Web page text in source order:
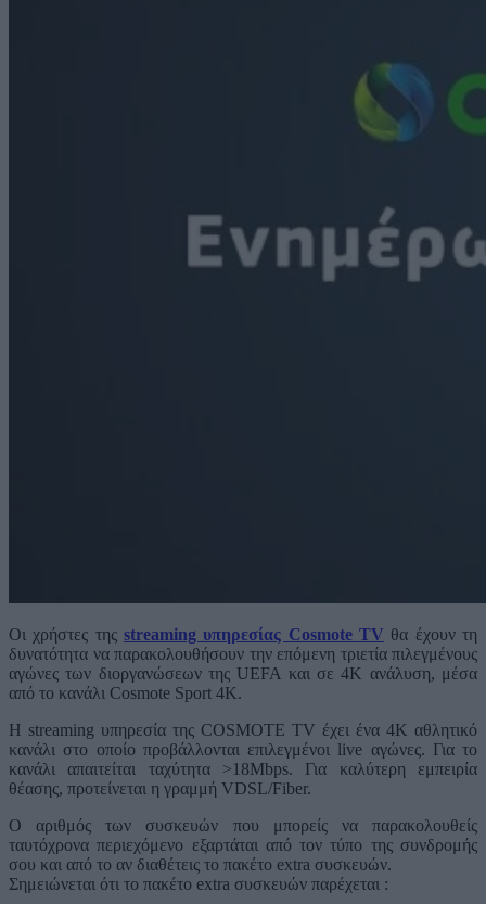
Οι χρήστες της streaming υπηρεσίας Cosmote TV θα έχουν τη
δυνατότητα να παρακολουθήσουν την επόμενη τριετία πιλεγμένους
αγώνες των διοργανώσεων της UEFA και σε 4K ανάλυση, μέσα
από το κανάλι Cosmote Sport 4K.
Η streaming υπηρεσία της COSMOTE TV έχει ένα 4K αθλητικό
κανάλι στο οποίο προβάλλονται επιλεγμένοι live αγώνες. Για το
κανάλι απαιτείται ταχύτητα >18Mbps. Για καλύτερη εμπειρία
θέασης, προτείνεται η γραμμή VDSL/Fiber.
Ο αριθμός των συσκευών που μπορείς να παρακολουθείς
ταυτόχρονα περιεχόμενο εξαρτάται από τον τύπο της συνδρομής
σου και από το αν διαθέτεις το πακέτο extra συσκευών.
Σημειώνεται ότι το πακέτο extra συσκευών παρέχεται :